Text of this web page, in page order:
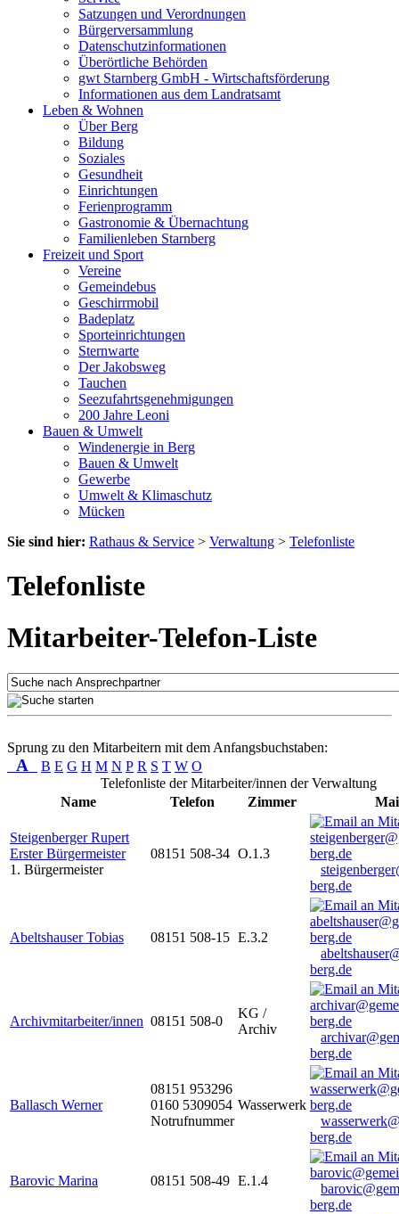
Satzungen und Verordnungen
Bürgerversammlung
Datenschutzinformationen
Überörtliche Behörden
gwt Starnberg GmbH - Wirtschaftsförderung
Informationen aus dem Landratsamt
Leben & Wohnen
Über Berg
Bildung
Soziales
Gesundheit
Einrichtungen
Ferienprogramm
Gastronomie & Übernachtung
Familienleben Starnberg
Freizeit und Sport
Vereine
Gemeindebus
Geschirrmobil
Badeplatz
Sporteinrichtungen
Sternwarte
Der Jakobsweg
Tauchen
Seezufahrtsgenehmigungen
200 Jahre Leoni
Bauen & Umwelt
Windenergie in Berg
Bauen & Umwelt
Gewerbe
Umwelt & Klimaschutz
Mücken
Sie sind hier: Rathaus & Service > Verwaltung > Telefonliste
Telefonliste
Mitarbeiter-Telefon-Liste
Sprung zu den Mitarbeitern mit dem Anfangsbuchstaben:
A B E G H M N P R S T W O
Telefonliste der Mitarbeiter/innen der Verwaltung
Name
Telefon Zimmer
Steigenberger Rupert
Erster Bürgermeister
1. Bürgermeister
08151 508-34 O.1.3
berg.de
Abeltshauser Tobias 08151 508-15 E.3.2
berg.de
Archivmitarbeiter/innen 08151 508-0
KG /
Archiv
berg.de
Ballasch Werner
08151 953296
0160 5309054
Notrufnummer
Wasserwerk
berg.de
Barovic Marina 08151 508-49 E.1.4
berg.de